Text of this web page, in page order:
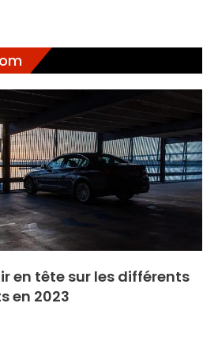
en tête sur les différents
en 2023